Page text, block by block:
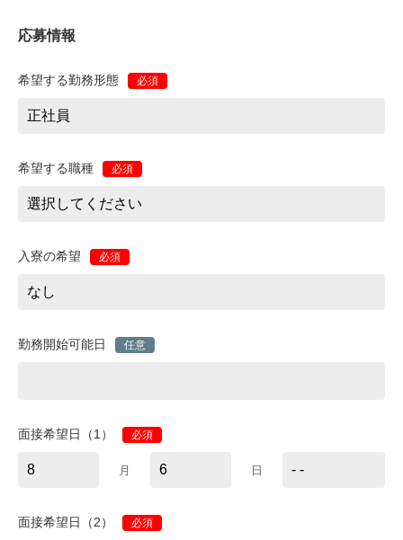
応募情報
希望する勤務形態 必須
希望する職種 必須
入寮の希望 必須
勤務開始可能日 任意
面接希望日（1） 必須
月 日
面接希望日（2） 必須